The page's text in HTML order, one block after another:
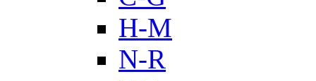
H-M
N-R